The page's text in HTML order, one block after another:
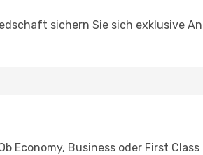
sichern Sie sich exklusive
Economy, Business oder First Class